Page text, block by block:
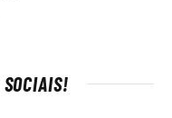
SOCIAIS!